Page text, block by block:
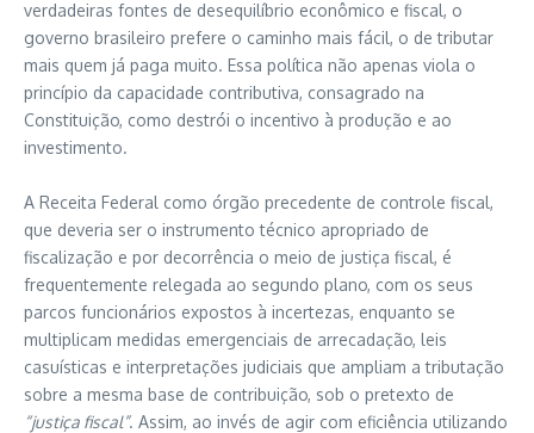
verdadeiras fontes de desequilíbrio econômico e fiscal, o
governo brasileiro prefere o caminho mais fácil, o de tributar
mais quem já paga muito. Essa política não apenas viola o
princípio da capacidade contributiva, consagrado na
Constituição, como destrói o incentivo à produção e ao
investimento.
A Receita Federal como órgão precedente de controle fiscal,
que deveria ser o instrumento técnico apropriado de
fiscalização e por decorrência o meio de justiça fiscal, é
frequentemente relegada ao segundo plano, com os seus
parcos funcionários expostos à incertezas, enquanto se
multiplicam medidas emergenciais de arrecadação, leis
casuísticas e interpretações judiciais que ampliam a tributação
sobre a mesma base de contribuição, sob o pretexto de
“justiça fiscal”. Assim, ao invés de agir com eficiência utilizando